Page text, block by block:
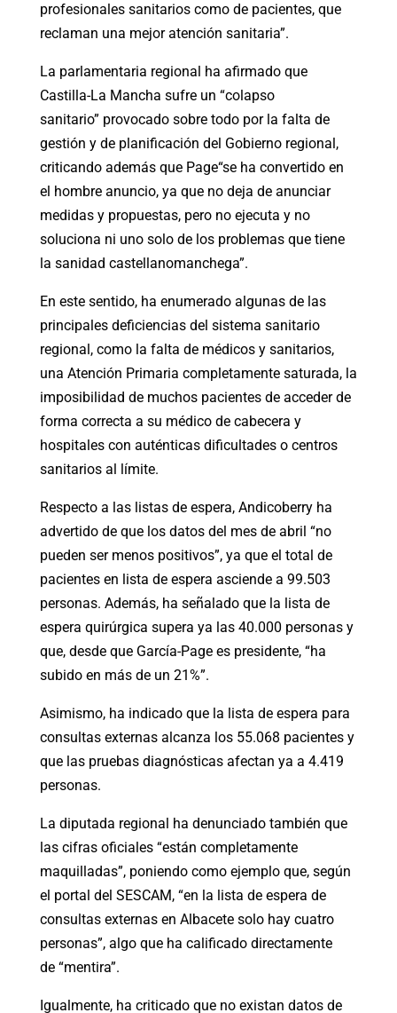
profesionales sanitarios como de pacientes, que
reclaman una mejor atención sanitaria”.
La parlamentaria regional ha afirmado que
Castilla-La Mancha sufre un “colapso
sanitario” provocado sobre todo por la falta de
gestión y de planificación del Gobierno regional,
criticando además que Page“se ha convertido en
el hombre anuncio, ya que no deja de anunciar
medidas y propuestas, pero no ejecuta y no
soluciona ni uno solo de los problemas que tiene
la sanidad castellanomanchega”.
En este sentido, ha enumerado algunas de las
principales deficiencias del sistema sanitario
regional, como la falta de médicos y sanitarios,
una Atención Primaria completamente saturada, la
imposibilidad de muchos pacientes de acceder de
forma correcta a su médico de cabecera y
hospitales con auténticas dificultades o centros
sanitarios al límite.
Respecto a las listas de espera, Andicoberry ha
advertido de que los datos del mes de abril “no
pueden ser menos positivos”, ya que el total de
pacientes en lista de espera asciende a 99.503
personas. Además, ha señalado que la lista de
espera quirúrgica supera ya las 40.000 personas y
que, desde que García-Page es presidente, “ha
subido en más de un 21%”.
Asimismo, ha indicado que la lista de espera para
consultas externas alcanza los 55.068 pacientes y
que las pruebas diagnósticas afectan ya a 4.419
personas.
La diputada regional ha denunciado también que
las cifras oficiales “están completamente
maquilladas”, poniendo como ejemplo que, según
el portal del SESCAM, “en la lista de espera de
consultas externas en Albacete solo hay cuatro
personas”, algo que ha calificado directamente
de “mentira”.
Igualmente, ha criticado que no existan datos de